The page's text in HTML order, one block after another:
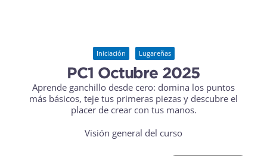
Iniciación Lugareñas
PC1 Octubre 2025
Aprende ganchillo desde cero: domina los puntos
más básicos, teje tus primeras piezas y descubre el
placer de crear con tus manos.
Visión general del curso